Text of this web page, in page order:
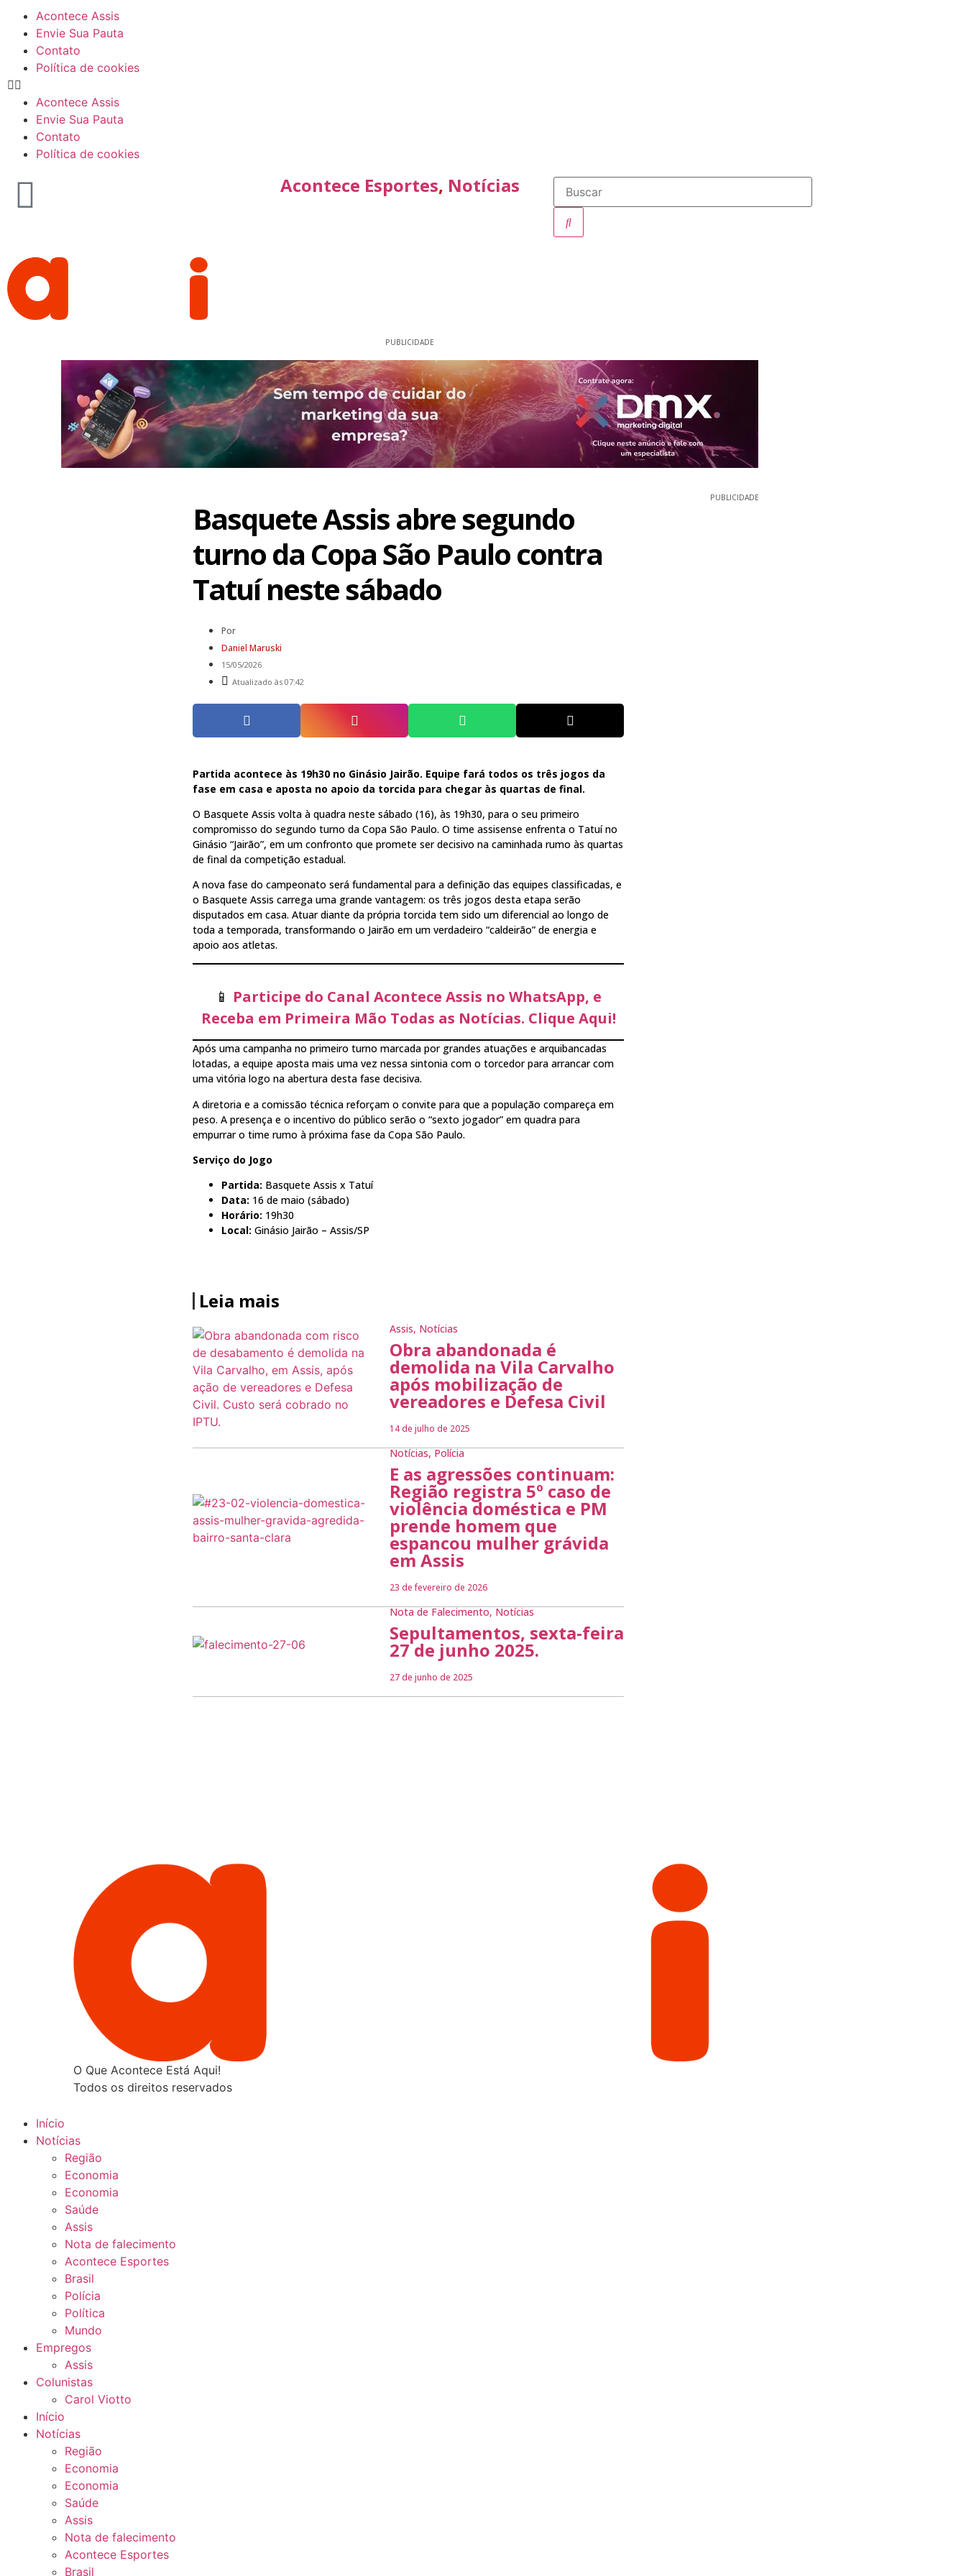
Acontece Assis
Envie Sua Pauta
Contato
Política de cookies
Acontece Assis
Envie Sua Pauta
Contato
Política de cookies
Acontece Esportes, Notícias
PUBLICIDADE
Basquete Assis abre segundo
turno da Copa São Paulo contra
Tatuí neste sábado
Por
Daniel Maruski
15/05/2026
Atualizado às 07:42
Partida acontece às 19h30 no Ginásio Jairão. Equipe fará todos os três jogos da
fase em casa e aposta no apoio da torcida para chegar às quartas de final.
O Basquete Assis volta à quadra neste sábado (16), às 19h30, para o seu primeiro
compromisso do segundo turno da Copa São Paulo. O time assisense enfrenta o Tatuí no
Ginásio “Jairão”, em um confronto que promete ser decisivo na caminhada rumo às quartas
de final da competição estadual.
A nova fase do campeonato será fundamental para a definição das equipes classificadas, e
o Basquete Assis carrega uma grande vantagem: os três jogos desta etapa serão
disputados em casa. Atuar diante da própria torcida tem sido um diferencial ao longo de
toda a temporada, transformando o Jairão em um verdadeiro “caldeirão” de energia e
apoio aos atletas.
📱 Participe do Canal Acontece Assis no WhatsApp, e
Receba em Primeira Mão Todas as Notícias. Clique Aqui!
Após uma campanha no primeiro turno marcada por grandes atuações e arquibancadas
lotadas, a equipe aposta mais uma vez nessa sintonia com o torcedor para arrancar com
uma vitória logo na abertura desta fase decisiva.
A diretoria e a comissão técnica reforçam o convite para que a população compareça em
peso. A presença e o incentivo do público serão o “sexto jogador” em quadra para
empurrar o time rumo à próxima fase da Copa São Paulo.
Serviço do Jogo
Partida: Basquete Assis x Tatuí
Data: 16 de maio (sábado)
Horário: 19h30
Local: Ginásio Jairão – Assis/SP
Leia mais
Assis, Notícias
Obra abandonada é
demolida na Vila Carvalho
após mobilização de
vereadores e Defesa Civil
14 de julho de 2025
Notícias,Polícia
E as agressões continuam:
Região registra 5º caso de
violência doméstica e PM
prende homem que
espancou mulher grávida
em Assis
23 de fevereiro de 2026
Nota de Falecimento,Notícias
Sepultamentos, sexta-feira
27 de junho 2025.
27 de junho de 2025
PUBLICIDADE
O Que Acontece Está Aqui!
Todos os direitos reservados
Início
Notícias
Região
Economia
Economia
Saúde
Assis
Nota de falecimento
Acontece Esportes
Brasil
Polícia
Política
Mundo
Empregos
Assis
Colunistas
Carol Viotto
Início
Notícias
Região
Economia
Economia
Saúde
Assis
Nota de falecimento
Acontece Esportes
Brasil